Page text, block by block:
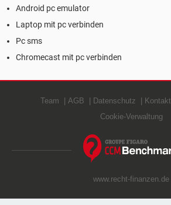
Android pc emulator
Laptop mit pc verbinden
Pc sms
Chromecast mit pc verbinden
Team AGB Datenschutz Kontakt
Cookie-Verwaltung
www.recht-finanzen.de